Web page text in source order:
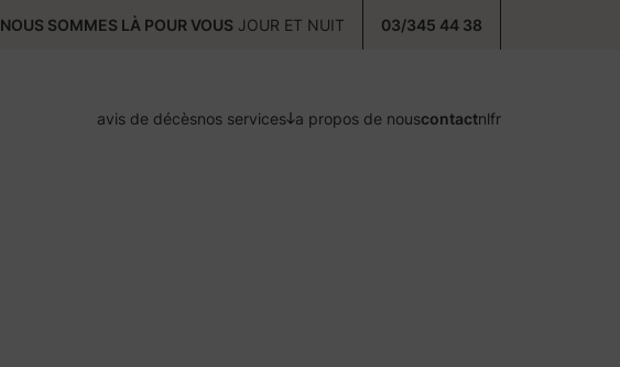
NOUS SOMMES LÀ POUR VOUS JOUR ET NUIT 03/345 44 38
avis de décèsnos services a propos de nouscontactnlfr